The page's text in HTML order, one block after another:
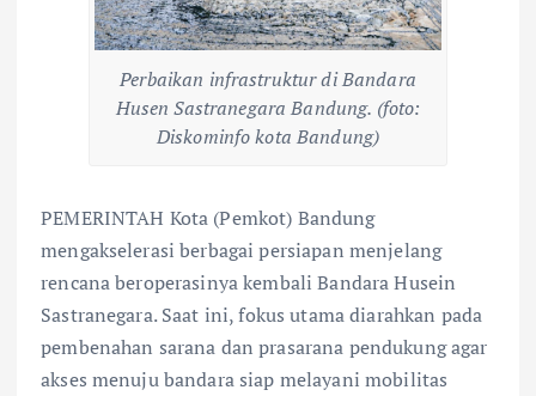
Perbaikan infrastruktur di Bandara
Husen Sastranegara Bandung. (foto:
Diskominfo kota Bandung)
PEMERINTAH Kota (Pemkot) Bandung
mengakselerasi berbagai persiapan menjelang
rencana beroperasinya kembali Bandara Husein
Sastranegara. Saat ini, fokus utama diarahkan pada
pembenahan sarana dan prasarana pendukung agar
akses menuju bandara siap melayani mobilitas